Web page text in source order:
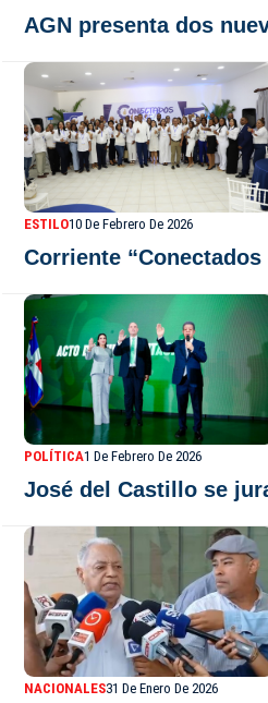
AGN presenta dos
ESTILO10 De Febrero De 2026
Corriente
POLÍTICA1 De Febrero De 2026
José del Castillo se
NACIONALES31 De Enero De 2026